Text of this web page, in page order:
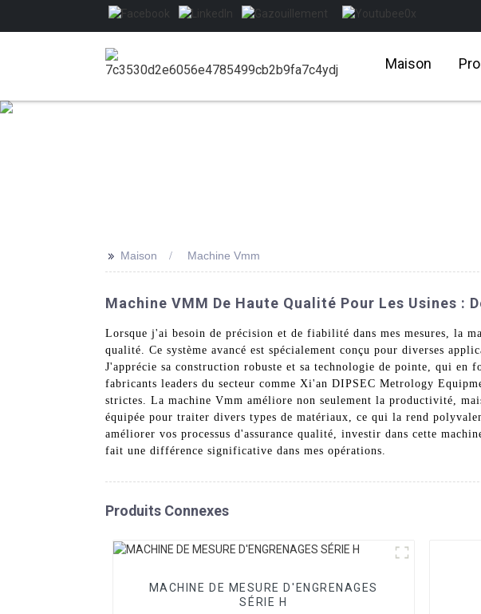
Maison
>> Maison Machine Vmm
Machine VMM De Haute Qualité Pour Les Usines :
Lorsque j'ai besoin de précision et de fiabilité dans mes mesures, la
qualité. Ce système avancé est spécialement conçu pour diverses
J'apprécie sa construction robuste et sa technologie de pointe, qui
fabricants leaders du secteur comme Xi'an DIPSEC Metrology
strictes. La machine Vmm améliore non seulement la productivité,
équipée pour traiter divers types de matériaux, ce qui la rend
améliorer vos processus d'assurance qualité, investir dans cette
fait une différence significative dans mes opérations.
Produits Connexes
MACHINE DE MESURE D'ENGRENAGES
SÉRIE H